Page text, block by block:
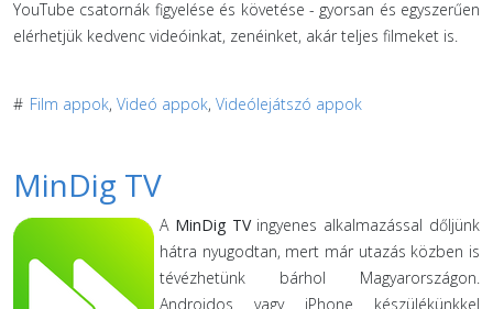
YouTube csatornák figyelése és követése - gyorsan és egyszerűen
elérhetjük kedvenc videóinkat, zenéinket, akár teljes filmeket is.
# Film appok, Videó appok, Videólejátszó appok
MinDig TV
A MinDig TVingyenes alkalmazással dőljünk
hátra nyugodtan, mert már utazás közben is
tévézhetünk bárhol Magyarországon.
Androidos vagy iPhone készülékünkkel